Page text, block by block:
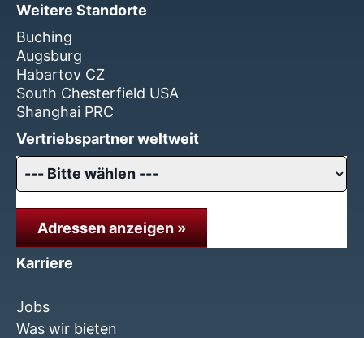
Weitere Standorte
Buching
Augsburg
Habartov CZ
South Chesterfield USA
Shanghai PRC
Vertriebspartner weltweit
Adressen anzeigen »
Karriere
Jobs
Was wir bieten